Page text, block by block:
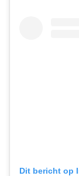
Dit bericht op